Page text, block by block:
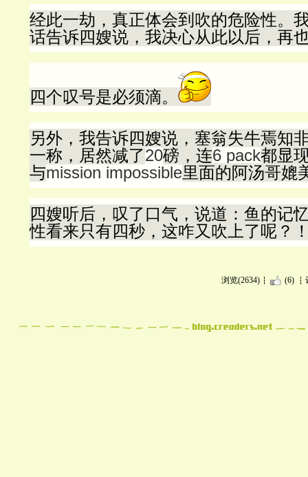
经此一劫，真正体会到吹的危险性。
话告诉四嫂说，我决心从此以后，再
四个叹号是必须滴。
另外，我告诉四嫂说，塞翁失牛焉知
一称，居然减了20磅，连6 pack都显
与mission impossible里面的阿汤哥媲
四嫂听后，叹了口气，说道：鱼的记
性看来只有四秒，这咋又吹上了呢？
浏览(2634) (6)